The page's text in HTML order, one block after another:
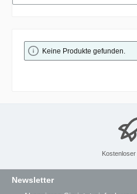
Keine Produkte gefunden.
Newsletter